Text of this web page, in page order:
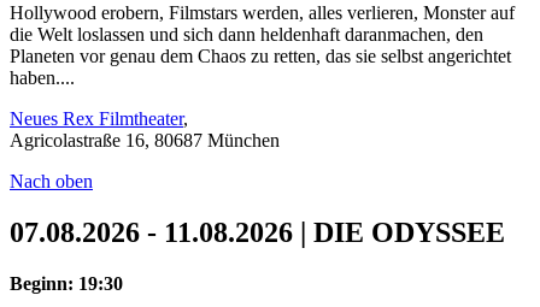
Hollywood erobern, Filmstars werden, alles verlieren, Monster auf
die Welt loslassen und sich dann heldenhaft daranmachen, den
Planeten vor genau dem Chaos zu retten, das sie selbst angerichtet
haben....
Neues Rex Filmtheater,
Agricolastraße 16, 80687 München
Nach oben
07.08.2026 - 11.08.2026 | DIE ODYSSEE
Beginn: 19:30